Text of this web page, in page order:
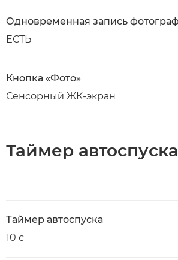
Одновременная запись
ЕСТЬ
Кнопка «Фото»
Сенсорный ЖК-экран
Таймер автоспуска
Таймер автоспуска
10 с